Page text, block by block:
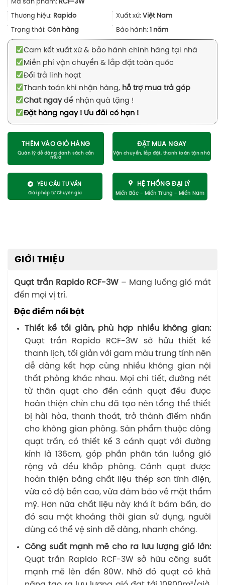
1.600.000₫.là:
670.000₫.
Mã sản phẩm: RCF-3W
Thương hiệu: Rapido Xuất xứ: Việt Nam
Trạng thái: Còn hàng Bảo hành: 1 năm
Cam kết xuất xứ & bảo hành chính hãng tại nhà
Miễn phí vận chuyển & lắp đặt toàn quốc
Đổi trả linh hoạt
Thanh toán khi nhận hàng, hỗ trợ mua trả góp
Chat ngayđể nhận quà tặng !
Đặt hàng ngay ! Ưu đãi có hạn !
THÊM VÀO GIỎ HÀNG ĐẶT MUA NGAY
YÊU CẦU TƯ VẤN HỆ THỐNG ĐẠI LÝ
GIỚI THIỆU
Quạt trần Rapido RCF-3W – Mang luồng gió mát
đến mọi vị trí.
Đặc điểm nổi bật
Thiết kế tối giản, phù hợp nhiều không gian:
Quạt trần Rapido RCF-3W sở hữu thiết kế
thanh lịch, tối giản với gam màu trung tính nên
dễ dàng kết hợp cùng nhiều không gian nội
thất phòng khác nhau. Mọi chi tiết, đường nét
từ thân quạt cho đến cánh quạt đều được
hoàn thiện chỉn chu đã tạo nên tổng thể thiết
bị hài hòa, thanh thoát, trở thành điểm nhấn
cho không gian phòng. Sản phẩm thuộc dòng
quạt trần, có thiết kế 3 cánh quạt với đường
kính là 136cm, góp phần phân tán luồng gió
rộng và đều khắp phòng. Cánh quạt được
hoàn thiện bằng chất liệu thép sơn tĩnh điện,
vừa có độ bền cao, vừa đảm bảo về mặt thẩm
mỹ. Hơn nữa chất liệu này khá ít bám bẩn, do
đó sau một khoảng thời gian sử dụng, người
dùng có thể vệ sinh dễ dàng, nhanh chóng.
Công suất mạnh mẽ cho ra lưu lượng gió lớn:
Quạt trần Rapido RCF-3W sở hữu công suất
mạnh mẽ lên đến 80W. Nhờ đó quạt có khả